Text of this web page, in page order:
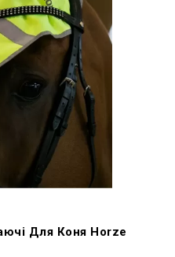
Для Коня Horze